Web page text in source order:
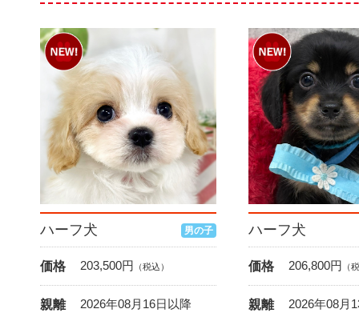
ハーフ犬 男の子
価格 203,500円 （税込）
親離
2026年08月16日以降
ハーフ犬
価格 206,800円 （
親離
2026年08月